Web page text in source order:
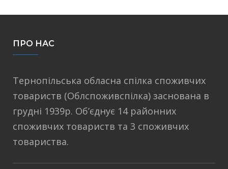
ПРО НАС
Тернопільська обласна спілка споживчих
товариств (Облспоживспілка) заснована в
грудні 1939р. Об’єднує 14 районних
споживчих товариств та 3 споживчих
товариства.